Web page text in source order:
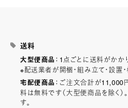
送料
大型便商品 ：1点ごとに送料がかか
※配送業者が開梱・組み立て・設置
宅配便商品 ：ご注文合計が11,000
料は無料です（大型便商品を除く）
す。